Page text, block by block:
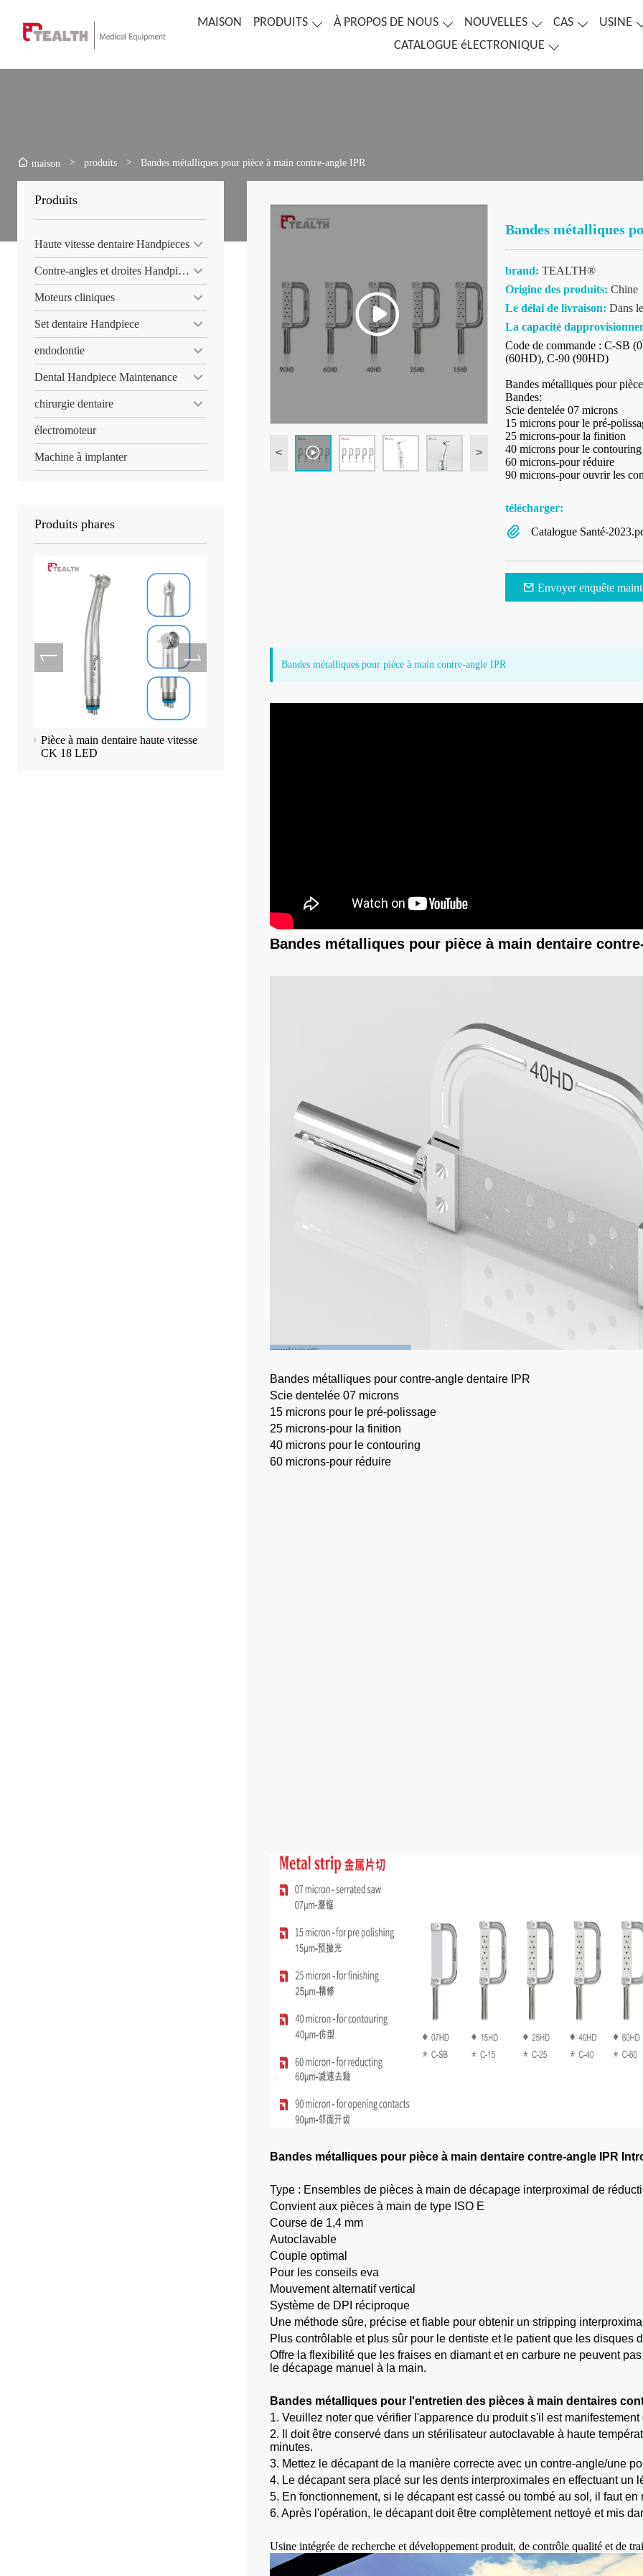
MAISON PRODUITS À PROPOS DE NOUS NOUVELLES CAS USINE
CATALOGUE éLECTRONIQUE
maison > produits > Bandes métalliques pour pièce à main contre-angle IPR
Produits
Haute vitesse dentaire Handpieces
Contre-angles et droites Handpiece
Moteurs cliniques
Set dentaire Handpiece
endodontie
Dental Handpiece Maintenance
chirurgie dentaire
électromoteur
Machine à implanter
Produits phares
Pièce à main dentaire haute vitesse
CK 18 LED
< >
Bandes métalliques
brand: TEALTH®
Origine des produits: Chine
Le délai de livraison: Dans
La capacité
Code de commande : C-SB
(60HD), C-90 (90HD)
Bandes métalliques pour
Bandes:
Scie dentelée 07 microns
15 microns pour le pré-
25 microns-pour la finition
40 microns pour le contouring
60 microns-pour réduire
90 microns-pour ouvrir les
télécharger:
Catalogue Santé-
Envoyer enquête
Bandes métalliques pour pièce à main contre-angle IPR
Bandes métalliques pour pièce à main dentaire
Bandes métalliques pour contre-angle dentaire IPR
Scie dentelée 07 microns
15 microns pour le pré-polissage
25 microns-pour la finition
40 microns pour le contouring
60 microns-pour réduire
Bandes métalliques pour pièce à main dentaire contre-angle IPR
Type : Ensembles de pièces à main de décapage interproximal de
Convient aux pièces à main de type ISO E
Course de 1,4 mm
Autoclavable
Couple optimal
Pour les conseils eva
Mouvement alternatif vertical
Système de DPI réciproque
Une méthode sûre, précise et fiable pour obtenir un stripping
Plus contrôlable et plus sûr pour le dentiste et le patient que les disques
Offre la flexibilité que les fraises en diamant et en carbure ne peuvent
le décapage manuel à la main.
Bandes métalliques pour l'entretien des pièces à main dentaires
1. Veuillez noter que vérifier l'apparence du produit s'il est
2. Il doit être conservé dans un stérilisateur autoclavable à haute
minutes.
3. Mettez le décapant de la manière correcte avec un contre-angle/une
4. Le décapant sera placé sur les dents interproximales en effectuant un
5. En fonctionnement, si le décapant est cassé ou tombé au sol, il faut
6. Après l'opération, le décapant doit être complètement nettoyé et mis
Usine intégrée de recherche et développement produit, de contrôle qualité et de